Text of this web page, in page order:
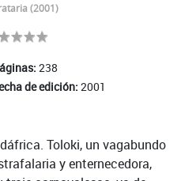
(2001)
238
de edición: 2001
Toloki, un vagabundo
y enternecedora,